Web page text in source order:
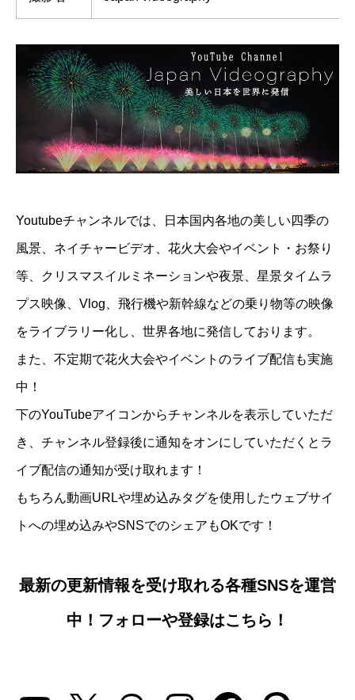
Youtubeチャンネルでは、日本国内各地の美しい四季の
風景、ネイチャービデオ、花火大会やイベント・お祭り
等、クリスマスイルミネーションや夜景、星景タイムラ
プス映像、Vlog、飛行機や新幹線などの乗り物等の映像
をライブラリー化し、世界各地に発信しております。
また、不定期で花火大会やイベントのライブ配信も実施
中！
下のYouTubeアイコンからチャンネルを表示していただ
き、チャンネル登録後に通知をオンにしていただくとラ
イブ配信の通知が受け取れます！
もちろん動画URLや埋め込みタグを使用したウェブサイ
トへの埋め込みやSNSでのシェアもOKです！
最新の更新情報を受け取れる各種SNSを運営
中！フォローや登録はこちら！